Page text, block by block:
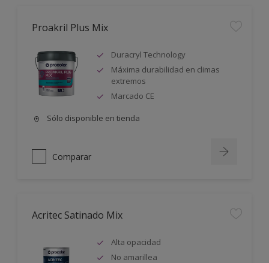
Proakril Plus Mix
Duracryl Technology
Máxima durabilidad en climas
extremos
Marcado CE
Sólo disponible en tienda
Comparar
Acritec Satinado Mix
Alta opacidad
No amarillea